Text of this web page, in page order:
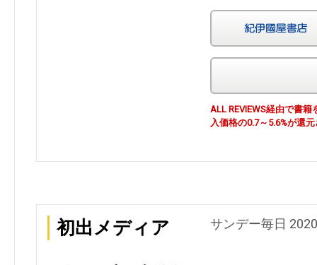
ALL REVIEWS経由で書
入価格の0.7～5.6%が還
初出メディア サンデー毎日